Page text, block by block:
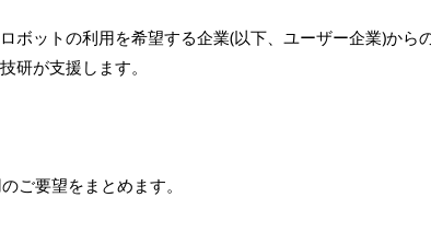
ットの利用を希望する企業(以下、ユーザー企業)から
研が支援します。
ご要望をまとめます。